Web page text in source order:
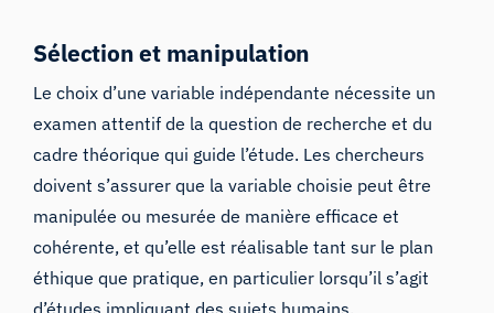
Sélection et manipulation
Le choix d’une variable indépendante nécessite un
examen attentif de la question de recherche et du
cadre théorique qui guide l’étude. Les chercheurs
doivent s’assurer que la variable choisie peut être
manipulée ou mesurée de manière efficace et
cohérente, et qu’elle est réalisable tant sur le plan
éthique que pratique, en particulier lorsqu’il s’agit
d’études impliquant des sujets humains.